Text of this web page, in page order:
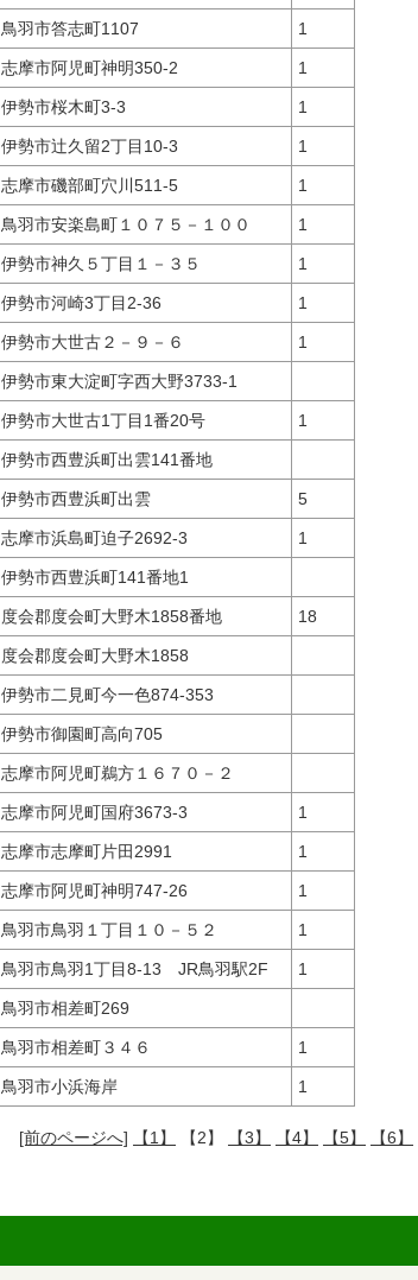
鳥羽市答志町1107 1
志摩市阿児町神明350-2 1
伊勢市桜木町3-3 1
伊勢市辻久留2丁目10‐3 1
志摩市磯部町穴川511-5 1
鳥羽市安楽島町１０７５－１００ 1
伊勢市神久５丁目１－３５ 1
伊勢市河崎3丁目2-36 1
伊勢市大世古２－９－６ 1
伊勢市東大淀町字西大野3733-1
伊勢市大世古1丁目1番20号 1
伊勢市西豊浜町出雲141番地
伊勢市西豊浜町出雲 5
志摩市浜島町迫子2692-3 1
伊勢市西豊浜町141番地1
度会郡度会町大野木1858番地 18
度会郡度会町大野木1858
伊勢市二見町今一色874-353
伊勢市御園町高向705
志摩市阿児町鵜方１６７０－２
志摩市阿児町国府3673-3 1
志摩市志摩町片田2991 1
志摩市阿児町神明747-26 1
鳥羽市鳥羽１丁目１０－５２ 1
鳥羽市鳥羽1丁目8-13 JR鳥羽駅2F 1
鳥羽市相差町269
鳥羽市相差町３４６ 1
鳥羽市小浜海岸 1
[前のページへ] 【1】 【2】 【3】 【4】 【5】 【6】